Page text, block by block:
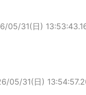
05/31(日)
05/31(日)